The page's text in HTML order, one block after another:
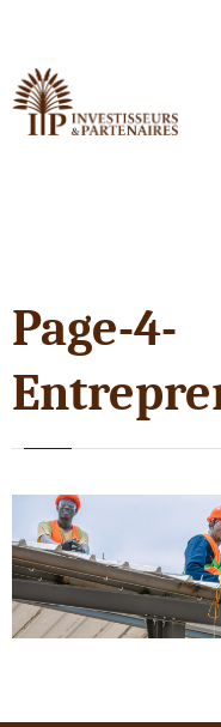
Page-4-